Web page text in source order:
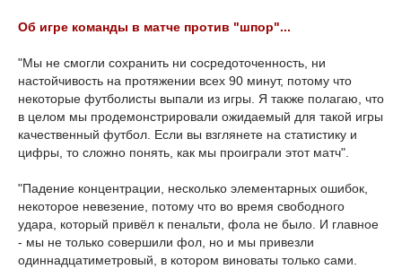
Об игре команды в матче против "шпор"...
"Мы не смогли сохранить ни сосредоточенность, ни
настойчивость на протяжении всех 90 минут, потому что
некоторые футболисты выпали из игры. Я также полагаю, что
в целом мы продемонстрировали ожидаемый для такой игры
качественный футбол. Если вы взглянете на статистику и
цифры, то сложно понять, как мы проиграли этот матч".
"Падение концентрации, несколько элементарных ошибок,
некоторое невезение, потому что во время свободного
удара, который привёл к пенальти, фола не было. И главное
- мы не только совершили фол, но и мы привезли
одиннадцатиметровый, в котором виноваты только сами.